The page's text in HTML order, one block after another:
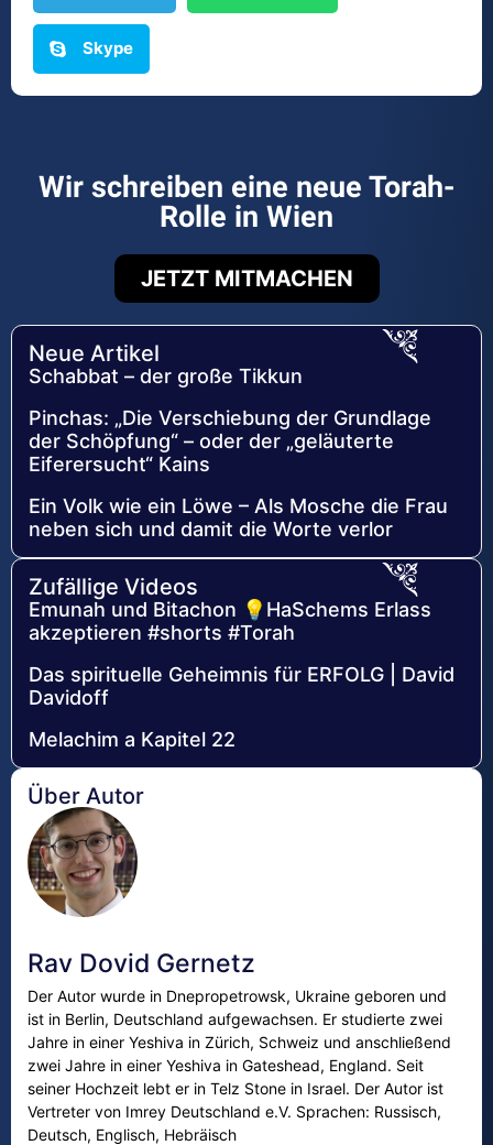
Skype
Wir schreiben eine neue Torah-
Rolle in Wien
JETZT MITMACHEN
Neue Artikel
Schabbat – der große Tikkun
Pinchas: „Die Verschiebung der Grundlage
der Schöpfung“ – oder der „geläuterte
Eiferersucht“ Kains
Ein Volk wie ein Löwe – Als Mosche die Frau
neben sich und damit die Worte verlor
Zufällige Videos
Emunah und Bitachon 💡HaSchems Erlass
akzeptieren #shorts #Torah
Das spirituelle Geheimnis für ERFOLG | David
Davidoff
Melachim a Kapitel 22
Über Autor
Rav Dovid Gernetz
Der Autor wurde in Dnepropetrowsk, Ukraine geboren und
ist in Berlin, Deutschland aufgewachsen. Er studierte zwei
Jahre in einer Yeshiva in Zürich, Schweiz und anschließend
zwei Jahre in einer Yeshiva in Gateshead, England. Seit
seiner Hochzeit lebt er in Telz Stone in Israel. Der Autor ist
Vertreter von Imrey Deutschland e.V. Sprachen: Russisch,
Deutsch, Englisch, Hebräisch